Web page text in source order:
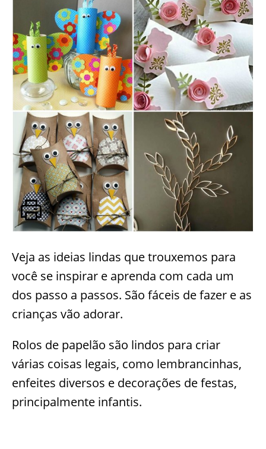
Veja as ideias lindas que trouxemos para
você se inspirar e aprenda com cada um
dos passo a passos. São fáceis de fazer e as
crianças vão adorar.
Rolos de papelão são lindos para criar
várias coisas legais, como lembrancinhas,
enfeites diversos e decorações de festas,
principalmente infantis.